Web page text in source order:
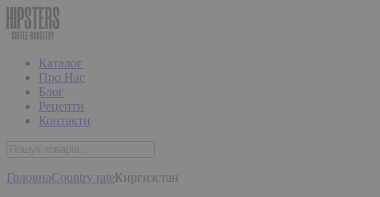
Каталог
Про Нас
Блог
Рецепти
Контакти
ГоловнаCountry rateКиргизстан